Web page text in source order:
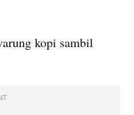
kopi sambil